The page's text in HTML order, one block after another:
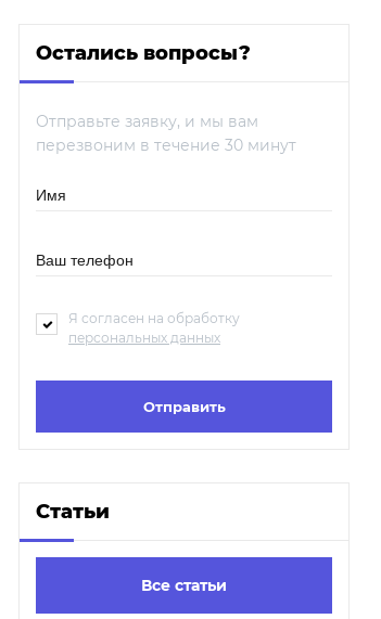
Остались вопросы?
Отправьте заявку, и мы вам
перезвоним в течение 30 минут
Я согласен на обработку
персональных данных
Статьи
Все статьи